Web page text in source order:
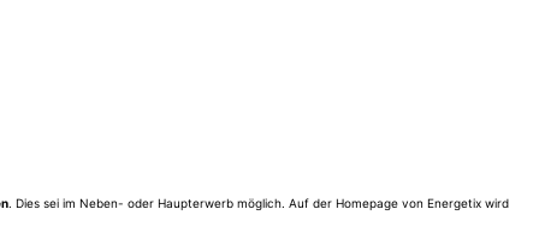
. Dies sei im Neben- oder Haupterwerb möglich. Auf der Homepage von Energetix wird